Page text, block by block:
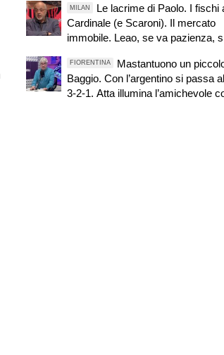
MILAN
Le lacrime di Paolo. I fischi
Cardinale (e Scaroni). Il mercato
immobile. Leao, se va pazienza,
FIORENTINA
Mastantuono un
Baggio. Con l’argentino si passa
3-2-1. Atta illumina l’amichevole